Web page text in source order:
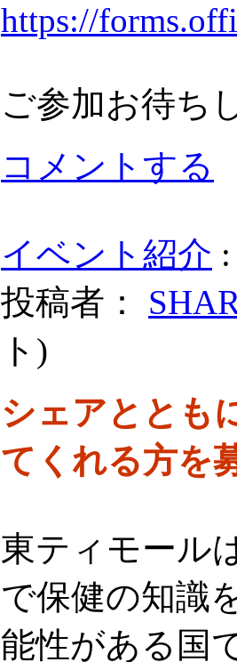
https://
ご参加お待ち
コメントする
イベント紹介
投稿者：
ト )
シェアととも
てくれる方を
東ティモール
で保健の知識
能性がある国